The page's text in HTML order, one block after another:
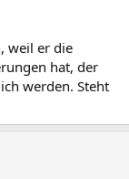
weil er die
hat, der
werden. Steht